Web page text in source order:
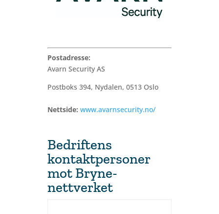
Postadresse:
Avarn Security AS
Postboks 394, Nydalen, 0513 Oslo
Nettside: www.avarnsecurity.no/
Bedriftens
kontaktpersoner
mot Bryne-
nettverket